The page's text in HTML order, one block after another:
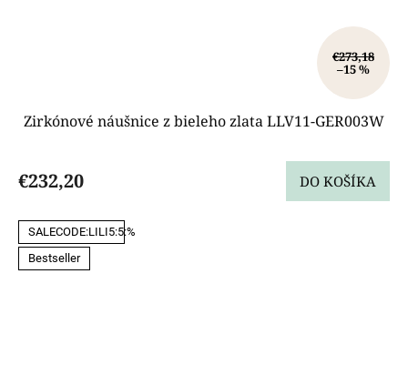
€273,18
–15 %
Zirkónové náušnice z bieleho zlata LLV11-GER003W
€232,20 DO KOŠÍKA
SALECODE:LILI5:5:%
Bestseller